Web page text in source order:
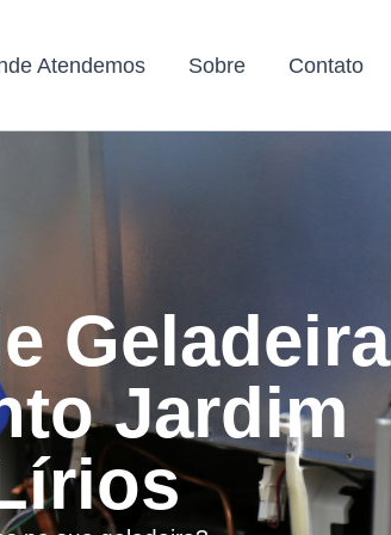
Atendemos Sobre Contato
Geladeira
Jardim